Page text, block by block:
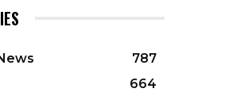
787
664